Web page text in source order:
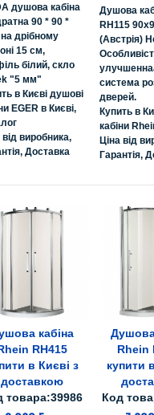
душова кабіна
90 * 90 *
дрібному
15 см,
білий, скло
"5 мм"
в Києві душові
EGER в Києві,
від виробника,
Доставка
Душова
RH115
(Австрія)
система
дверей.
Купить в
кабіни
Ціна від
Гарантія,
кабіна
RH415
в Києві з
доставкою
товара:39986
Душова
Rhein
купити
Код